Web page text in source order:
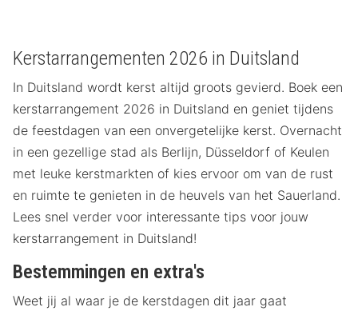
Kerstarrangementen 2026 in Duitsland
In Duitsland wordt kerst altijd groots gevierd. Boek een
kerstarrangement 2026 in Duitsland en geniet tijdens
de feestdagen van een onvergetelijke kerst. Overnacht
in een gezellige stad als Berlijn, Düsseldorf of Keulen
met leuke kerstmarkten of kies ervoor om van de rust
en ruimte te genieten in de heuvels van het Sauerland.
Lees snel verder voor interessante tips voor jouw
kerstarrangement in Duitsland!
Bestemmingen en extra's
Weet jij al waar je de kerstdagen dit jaar gaat